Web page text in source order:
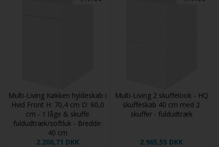
Multi-Living Køkken hyldeskab i
Hvid Front H: 70,4 cm D: 60,0
cm - 1 låge & skuffe
fuldudtræk/softluk - Bredde:
40 cm
2.206,71 DKK
Multi-Living 2 skuffelook - HQ
skuffeskab 40 cm med 2
skuffer - fuldudtræk
2.965,55 DKK